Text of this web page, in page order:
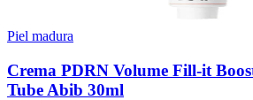
Piel madura
Crema PDRN Volume Fill-it
Tube Abib 30ml